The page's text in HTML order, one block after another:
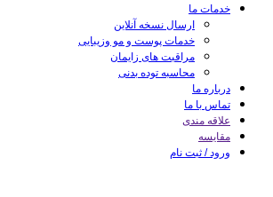
خدمات ما
ارسال نسخه آنلاین
خدمات پوست و مو وزیبایی
مراقبت های زایمان
محاسبه توده بدنی
درباره ما
تماس با ما
علاقه مندی
مقایسه
ورود / ثبت نام